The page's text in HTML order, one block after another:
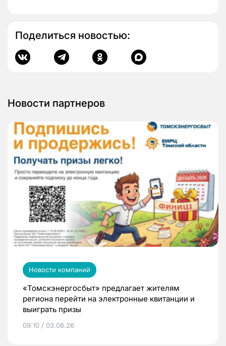
Поделиться новостью:
Новости партнеров
Новости компаний
«Томскэнергосбыт» предлагает жителям
региона перейти на электронные квитанции и
выиграть призы
09:10 / 03.08.26